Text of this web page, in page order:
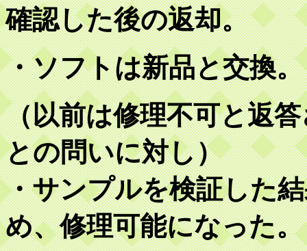
確認した後の返却。
・ソフトは新品と交換。
（以前は修理不可と返
との問いに対し）
・サンプルを検証した
め、修理可能になった。